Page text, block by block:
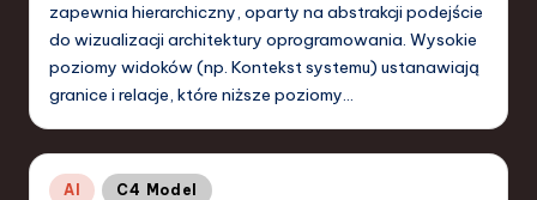
L
a
t
e
s
zapewnia hierarchiczny, oparty na abstrakcji podejście
do wizualizacji architektury oprogramowania. Wysokie
poziomy widoków (np. Kontekst systemu) ustanawiają
granice i relacje, które niższe poziomy…
Posted
AI C4 Model